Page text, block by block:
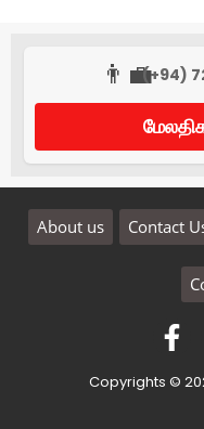
👨‍💼(+94)
About us Contact
Copyrights ©